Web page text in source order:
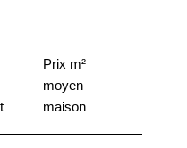
Prix m²
moyen
maison